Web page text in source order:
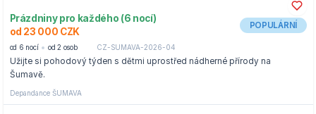
Prázdniny pro každého (6 nocí)
od 23 000 CZK
POPULÁRNÍ
od 6 nocí od 2 osob CZ-SUMAVA-2026-04
Užijte si pohodový týden s dětmi uprostřed nádherné přírody na
Šumavě.
Depandance ŠUMAVA